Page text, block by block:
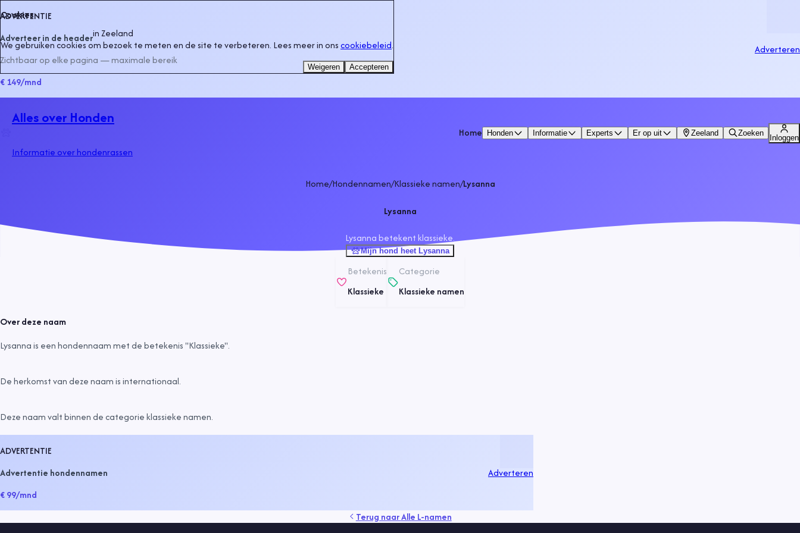
ADVERTENTIE
Adverteer in de headerinZeeland
Zichtbaar op elke pagina — maximale bereik
€ 149/mnd
Adverteren
Alles over Honden
Informatie over hondenrassen
Home Honden Informatie Experts Er op uit Zeeland Zoeken
Inloggen
Home/Hondennamen/Klassieke namen/Lysanna
Lysanna
Lysanna betekent klassieke.
Mijn hond heet Lysanna
Betekenis
Klassieke
Categorie
Klassieke namen
Over deze naam
Lysanna is een hondennaam met de betekenis "Klassieke".
De herkomst van deze naam isinternationaal.
Deze naam valt binnen de categorieklassieke namen.
ADVERTENTIE
Advertentie hondennamen
€ 99/mnd
Adverteren
Terug naarAlle L-namen
Cookies
We gebruiken cookies om bezoek te meten en de site te verbeteren. Lees meer in onscookiebeleid.
Weigeren Accepteren